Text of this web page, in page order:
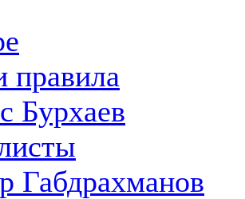
Бурхаев
Габдрахманов